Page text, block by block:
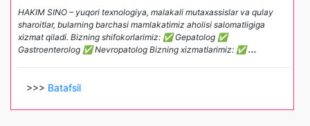
HAKIM SINO – yuqori texnologiya, malakali mutaxassislar va qulay
sharoitlar, bularning barchasi mamlakatimiz aholisi salomatligiga
xizmat qiladi. Bizning shifokorlarimiz: ✅ Gepatolog ✅
Gastroenterolog ✅ Nevropatolog Bizning xizmatlarimiz: ✅...
>>> Batafsil